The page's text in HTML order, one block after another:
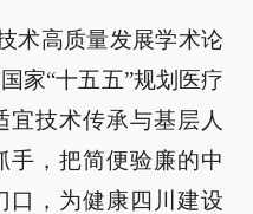
术高质量发展学术论
家“十五五”规划医疗
宜技术传承与基层人
手，把简便验廉的中
口，为健康四川建设